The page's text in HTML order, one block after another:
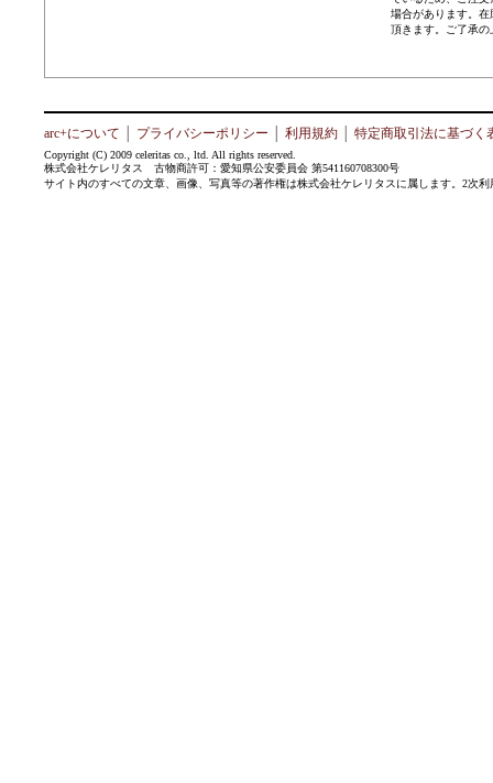
場合があります。
頂きます。ご了承
arc+について プライバシーポリシー 利用規約 特定商取引法に基づく
Copyright (C) 2009 celeritas co., ltd. All rights reserved.
株式会社ケレリタス 古物商許可：愛知県公安委員会 第541160708300号
サイト内のすべての文章、画像、写真等の著作権は株式会社ケレリタスに属します。2次